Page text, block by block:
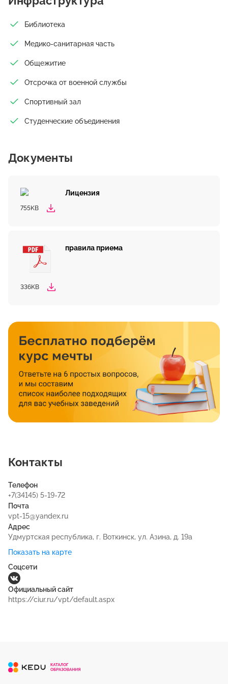
Библиотека
Медико-санитарная часть
Общежитие
Отсрочка от военной службы
Спортивный зал
Студенческие объединения
Документы
Лицензия
755KB
правила приема
336KB
Контакты
Телефон
+7(34145) 5-19-72
Почта
vpt-15@yandex.ru
Адрес
Удмуртская республика, г. Воткинск, ул. Азина, д. 19а
Показать на карте
Соцсети
Официальный сайт
https://ciur.ru/vpt/default.aspx